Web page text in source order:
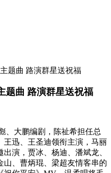
题曲 路演群星送祝福
题曲 路演群星送祝福
、大鹏编剧，陈祉希担任总
王迅、王圣迪领衔主演，马丽
演，贾冰、杨迪、潘斌龙、
、曹炳琨、梁超友情客串的